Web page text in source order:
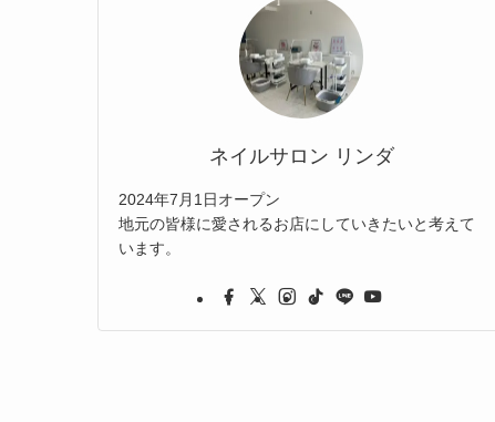
ネイルサロン リンダ
2024年7月1日オープン
地元の皆様に愛されるお店にしていきたいと考えて
います。